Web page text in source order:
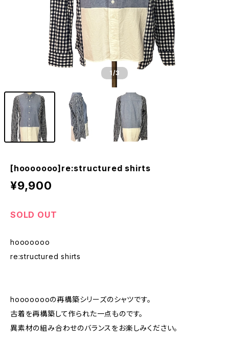
1/3
[hooooooo]re:structured shirts
¥9,900
SOLD OUT
hooooooo
re:structured shirts
hoooooooの再構築シリーズのシャツです。
古着を再構築して作られた一点ものです。
異素材の組み合わせのバランスをお楽しみください。